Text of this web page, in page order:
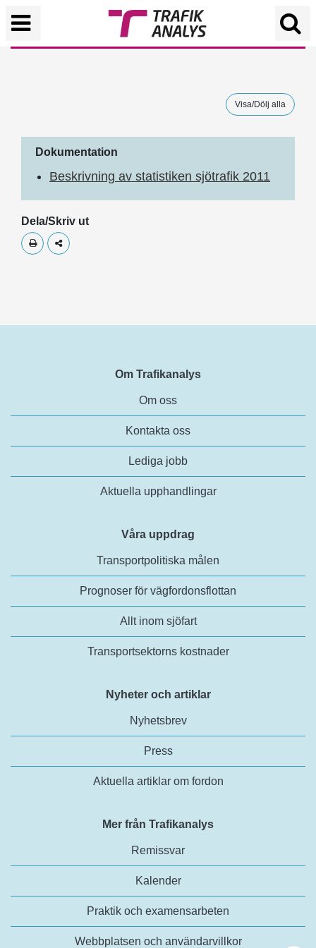
Visa/Dölj alla
Dokumentation
Beskrivning av statistiken sjötrafik 2011
Dela/Skriv ut
Skriv utDela
Om Trafikanalys
Om oss
Kontakta oss
Lediga jobb
Aktuella upphandlingar
Våra uppdrag
Transportpolitiska målen
Prognoser för vägfordonsflottan
Allt inom sjöfart
Transportsektorns kostnader
Nyheter och artiklar
Nyhetsbrev
Press
Aktuella artiklar om fordon
Mer från Trafikanalys
Remissvar
Kalender
Praktik och examensarbeten
Webbplatsen och användarvillkor